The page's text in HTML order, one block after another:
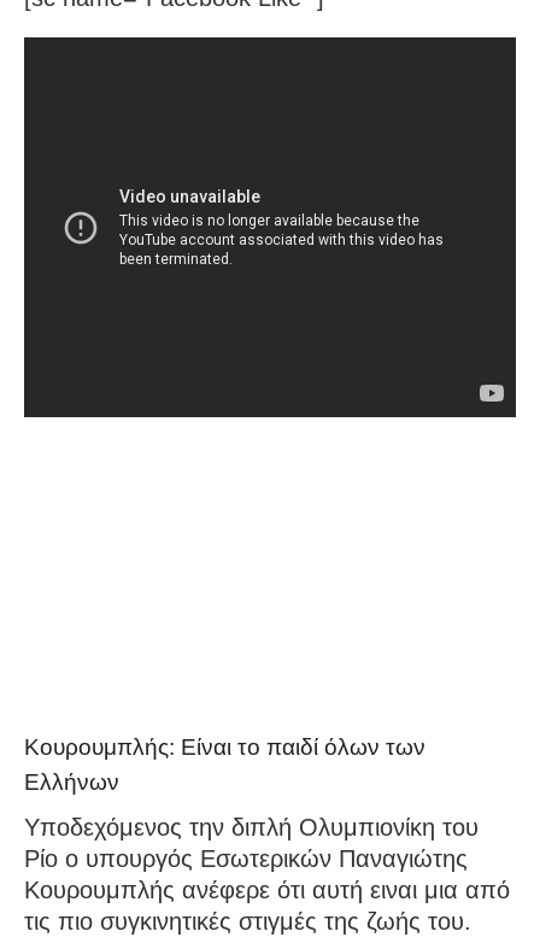
Κουρουμπλής: Είναι το παιδί όλων των
Ελλήνων
Υποδεχόμενος την διπλή Ολυμπιονίκη του
Ρίο ο υπουργός Εσωτερικών Παναγιώτης
Κουρουμπλής ανέφερε ότι αυτή ειναι μια από
τις πιο συγκινητικές στιγμές της ζωής του.